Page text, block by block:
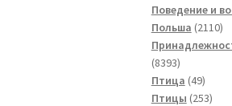
Поведение и
Польша 2110
83938393
товара
Птица 4949
Птицы 253253